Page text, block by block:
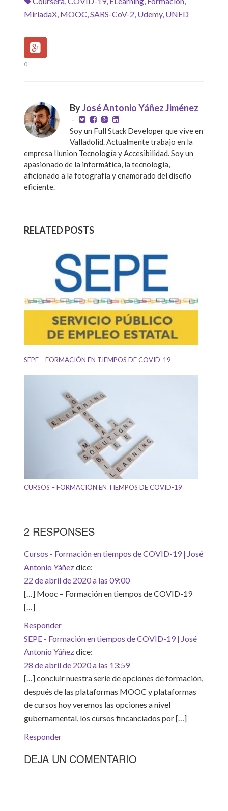
MiríadaX, MOOC,SARS-CoV-2, Udemy, UNED
0
ByJosé Antonio Yáñez Jiménez
-
Soy un Full Stack Developer que vive en
Valladolid. Actualmente trabajo en la
empresa Ilunion Tecnología y Accesibilidad. Soy un
apasionado de la informática, la tecnología,
aficionado a la fotografía y enamorado del diseño
eficiente.
RELATED POSTS
SEPE – FORMACIÓN EN TIEMPOS DE COVID-19
CURSOS – FORMACIÓN EN TIEMPOS DE COVID-19
2 RESPONSES
Cursos - Formación en tiempos de COVID-19 | José
Antonio Yáñezdice:
22 de abril de 2020 a las 09:00
[…] Mooc – Formación en tiempos de COVID-19
[…]
Responder
SEPE - Formación en tiempos de COVID-19 | José
Antonio Yáñezdice:
28 de abril de 2020 a las 13:59
[…] concluir nuestra serie de opciones de formación,
después de las plataformas MOOC y plataformas
de cursos hoy veremos las opciones a nivel
gubernamental, los cursos fincanciados por […]
Responder
DEJA UN COMENTARIO